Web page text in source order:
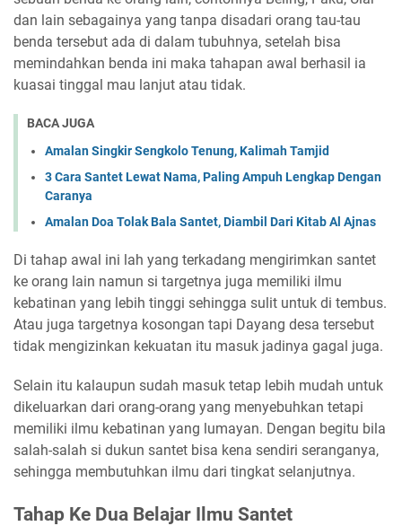
dan lain sebagainya yang tanpa disadari orang tau-tau
benda tersebut ada di dalam tubuhnya, setelah bisa
memindahkan benda ini maka tahapan awal berhasil ia
kuasai tinggal mau lanjut atau tidak.
BACA JUGA
Amalan Singkir Sengkolo Tenung, Kalimah Tamjid
3 Cara Santet Lewat Nama, Paling Ampuh Lengkap Dengan
Caranya
Amalan Doa Tolak Bala Santet, Diambil Dari Kitab Al Ajnas
Di tahap awal ini lah yang terkadang mengirimkan santet
ke orang lain namun si targetnya juga memiliki ilmu
kebatinan yang lebih tinggi sehingga sulit untuk di tembus.
Atau juga targetnya kosongan tapi Dayang desa tersebut
tidak mengizinkan kekuatan itu masuk jadinya gagal juga.
Selain itu kalaupun sudah masuk tetap lebih mudah untuk
dikeluarkan dari orang-orang yang menyebuhkan tetapi
memiliki ilmu kebatinan yang lumayan. Dengan begitu bila
salah-salah si dukun santet bisa kena sendiri seranganya,
sehingga membutuhkan ilmu dari tingkat selanjutnya.
Tahap Ke Dua Belajar Ilmu Santet